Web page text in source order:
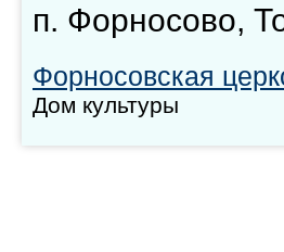
п. Форносово,
Форносовская
Дом культуры